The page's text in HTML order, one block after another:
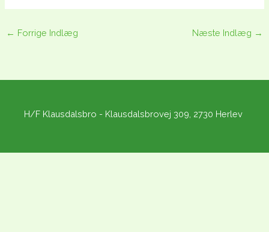
← Forrige Indlæg Næste Indlæg →
H/F Klausdalsbro - Klausdalsbrovej 309, 2730 Herlev